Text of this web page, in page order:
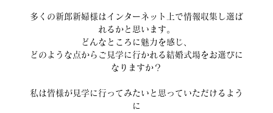
多くの新郎新婦様はインターネット上で情報収集し選ば
れるかと思います。
どんなところに魅力を感じ、
どのような点からご見学に行かれる結婚式場をお選びに
なりますか？
私は皆様が見学に行ってみたいと思っていただけるよう
に